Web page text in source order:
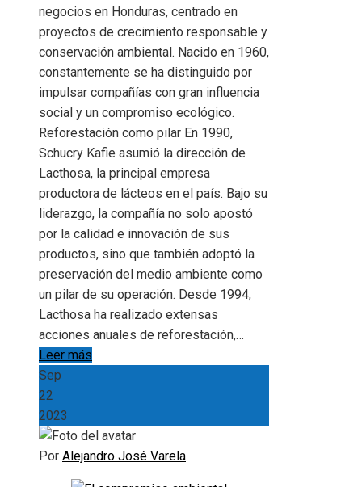
negocios en Honduras, centrado en
proyectos de crecimiento responsable y
conservación ambiental. Nacido en 1960,
constantemente se ha distinguido por
impulsar compañías con gran influencia
social y un compromiso ecológico.
Reforestación como pilar En 1990,
Schucry Kafie asumió la dirección de
Lacthosa, la principal empresa
productora de lácteos en el país. Bajo su
liderazgo, la compañía no solo apostó
por la calidad e innovación de sus
productos, sino que también adoptó la
preservación del medio ambiente como
un pilar de su operación. Desde 1994,
Lacthosa ha realizado extensas
acciones anuales de reforestación,…
Leer más
Sep
22
2023
Por Alejandro José Varela